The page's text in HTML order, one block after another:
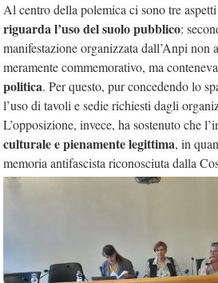
Al centro della polemica ci sono tre
riguarda l’uso del suolo pubblico:
manifestazione organizzata dall’Anpi non
meramente commemorativo, ma conteneva
politica. Per questo, pur concedendo lo
l’uso di tavoli e sedie richiesti dagli
L’opposizione, invece, ha sostenuto che
culturale e pienamente legittima, in
memoria antifascista riconosciuta dalla